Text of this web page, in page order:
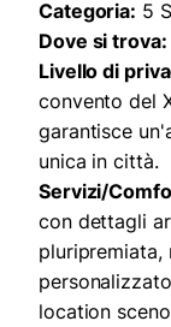
Categoria: 5
Dove si trova:
Livello di
convento del
garantisce
unica in città.
Servizi/
con dettagli
pluripremiata,
location